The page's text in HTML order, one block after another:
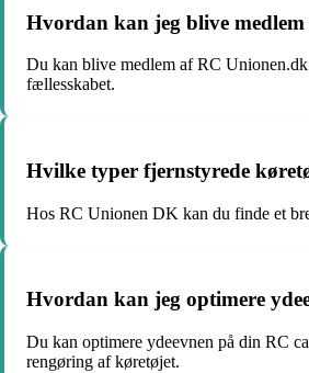
Hvordan kan jeg blive
Du kan blive medlem af RC
fællesskabet.
Hvilke typer fjernstyrede
Hos RC Unionen DK kan du finde et
Hvordan kan jeg optimere
Du kan optimere ydeevnen på din RC
rengøring af køretøjet.